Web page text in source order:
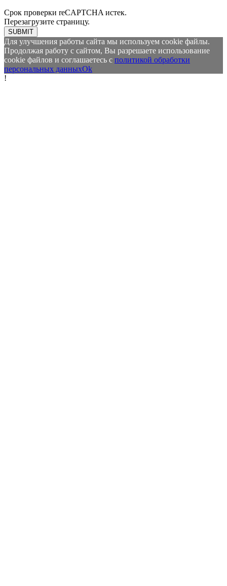
Срок проверки reCAPTCHA истек.
Перезагрузите страницу.
SUBMIT
Для улучшения работы сайта мы используем cookie файлы.
Продолжая работу с сайтом, Вы разрешаете использование
cookie файлов и соглашаетесь с политикой обработки
персональных данныхOk
!